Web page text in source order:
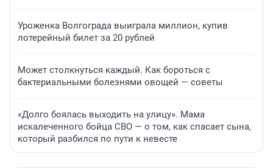
Уроженка Волгограда выиграла миллион, купив
лотерейный билет за 20 рублей
Может столкнуться каждый. Как бороться с
бактериальными болезнями овощей — советы
«Долго боялась выходить на улицу». Мама
искалеченного бойца СВО — о том, как спасает сына,
который разбился по пути к невесте